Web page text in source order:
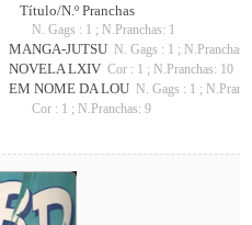
Título/N.º Pranchas
N. Gags : 1 ; N.Pranchas: 1
MANGA-JUTSU N. Gags : 1 ; N.Pranchas:
NOVELA LXIV Cor : 1 ; N.Pranchas: 10
EM NOME DA LOU N. Gags : 1 ;
Cor : 1 ; N.Pranchas: 9